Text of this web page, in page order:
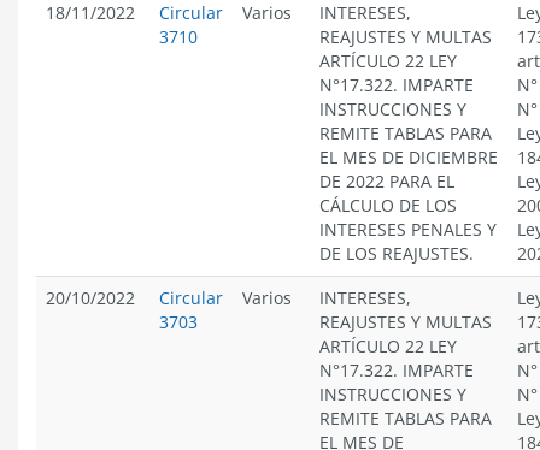
18/11/2022
Circular
3710
Varios
INTERESES,
REAJUSTES Y MULTAS
ARTÍCULO 22 LEY
N°17.322. IMPARTE
INSTRUCCIONES Y
REMITE TABLAS PARA
EL MES DE DICIEMBRE
DE 2022 PARA EL
CÁLCULO DE LOS
INTERESES PENALES Y
DE LOS REAJUSTES.
20/10/2022
Circular
3703
Varios
INTERESES,
REAJUSTES Y MULTAS
ARTÍCULO 22 LEY
N°17.322. IMPARTE
INSTRUCCIONES Y
REMITE TABLAS PARA
EL MES DE